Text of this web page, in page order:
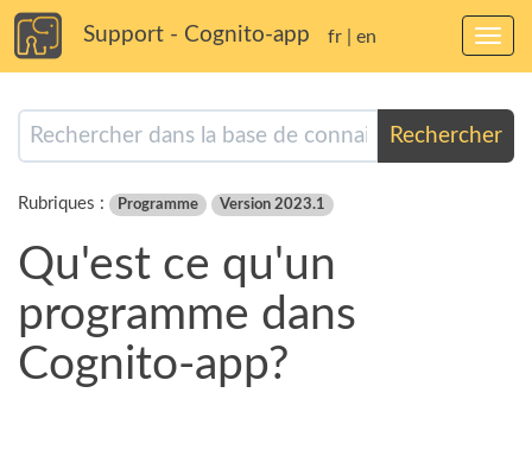
Support - Cognito-app fr en
Rechercher
Rubriques : Programme Version 2023.1
Qu'est ce qu'un
programme dans
Cognito-app?